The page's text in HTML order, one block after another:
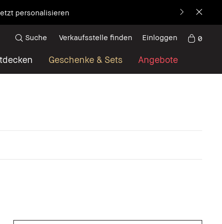
personalisieren
Geschenke & Sets Angebote
Suche Verkaufsstelle finden Einloggen 0